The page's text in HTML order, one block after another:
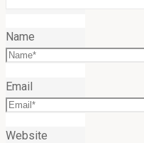
Name
Email
Website